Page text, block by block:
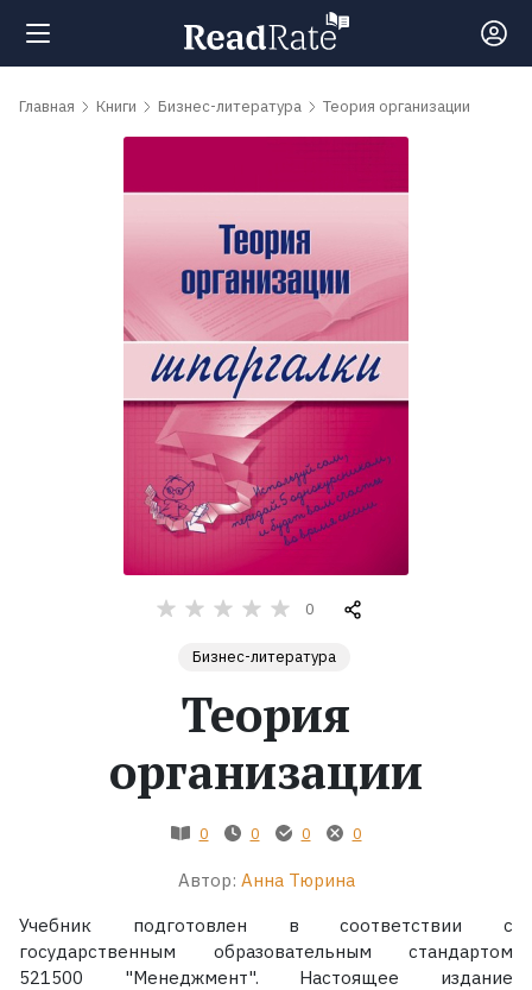
Поиск
обсуждаемые
Коллекции
Главная Книги Бизнес-литература Теория организации
0
Бизнес-литература
Теория
организации
0 0 0 0
Автор: Анна Тюрина
Учебник подготовлен в соответствии с
государственным образовательным стандартом
521500 "Менеджмент". Настоящее издание